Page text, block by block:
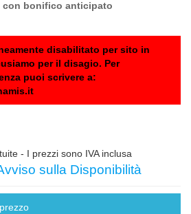
con bonifico anticipato
disabilitato per sito in
per il disagio. Per
puoi scrivere a:
- I prezzi sono IVA inclusa
sulla Disponibilità